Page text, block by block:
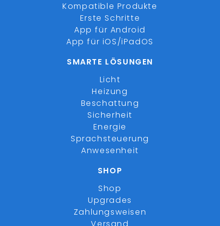
Kompatible Produkte
Erste Schritte
App für Android
App für iOS/iPadOS
SMARTE LÖSUNGEN
Licht
Heizung
Beschattung
Sicherheit
Energie
Sprachsteuerung
Anwesenheit
SHOP
Shop
Upgrades
Zahlungsweisen